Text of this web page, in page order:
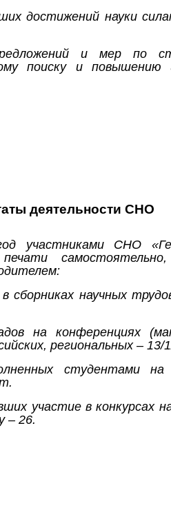
достижений науки
и мер по
поиску и повышению
деятельности СНО
участниками СНО
печати
научных
на конференциях
региональных –
студентами на
участие в конкурсах
– 26.